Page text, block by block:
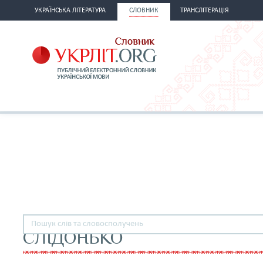
УКРАЇНСЬКА ЛІТЕРАТУРА СЛОВНИК ТРАНСЛІТЕРАЦІЯ
СЛІДОНЬКО